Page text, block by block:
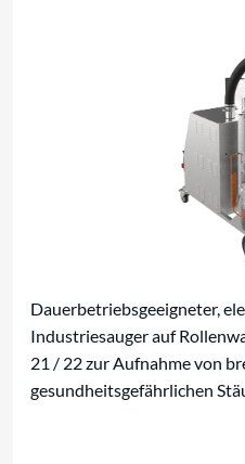
Dauerbetriebsgeeigneter,
Industriesauger auf
21 / 22 zur Aufnahme von
gesundheitsgefährlichen